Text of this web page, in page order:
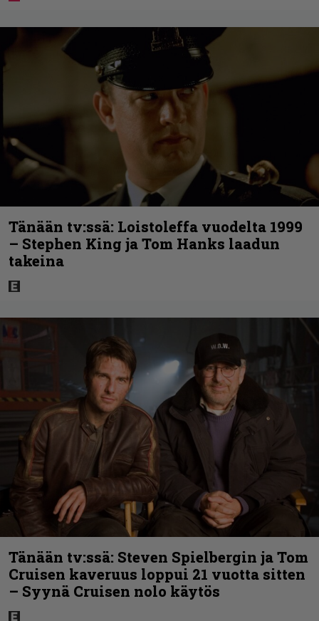
Tänään tv:ssä: Loistoleffa vuodelta 1999
– Stephen King ja Tom Hanks laadun
takeina
Tänään tv:ssä: Steven Spielbergin ja Tom
Cruisen kaveruus loppui 21 vuotta sitten
– Syynä Cruisen nolo käytös